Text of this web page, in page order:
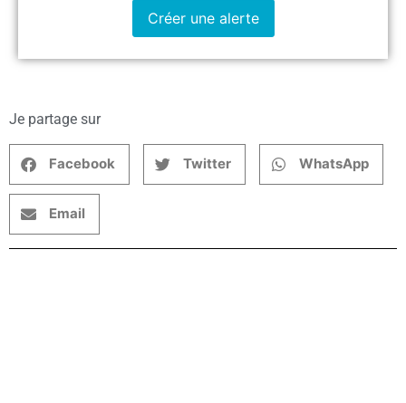
Créer une alerte
Je partage sur
Facebook Twitter WhatsApp
Email